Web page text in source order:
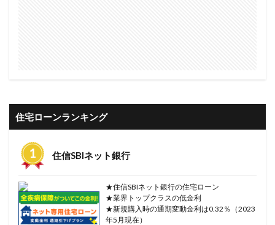
住宅ローンランキング
住信SBIネット銀行
★住信SBIネット銀行の住宅ローン
★業界トップクラスの低金利
★新規購入時の通期変動金利は0.32％（2023
年5月現在）